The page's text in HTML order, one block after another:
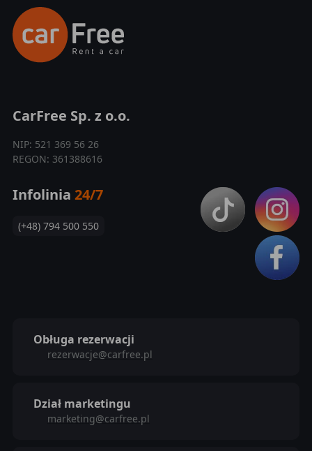
CarFree Sp. z o.o.
NIP: 521 369 56 26
REGON: 361388616
Infolinia 24/7
(+48) 794 500 550
Obługa rezerwacji
rezerwacje@carfree.pl
Dział marketingu
marketing@carfree.pl